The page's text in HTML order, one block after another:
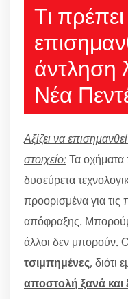
Τι
άντληση
Νέα
Αξίζει να
στοιχείο:Τα οχήματα
δυσεύρετα
προορισμένα για τις
απόφραξης.
άλλοι δεν μπορούν.
τσιμπημένες, διότι
αποστολή ξανά και